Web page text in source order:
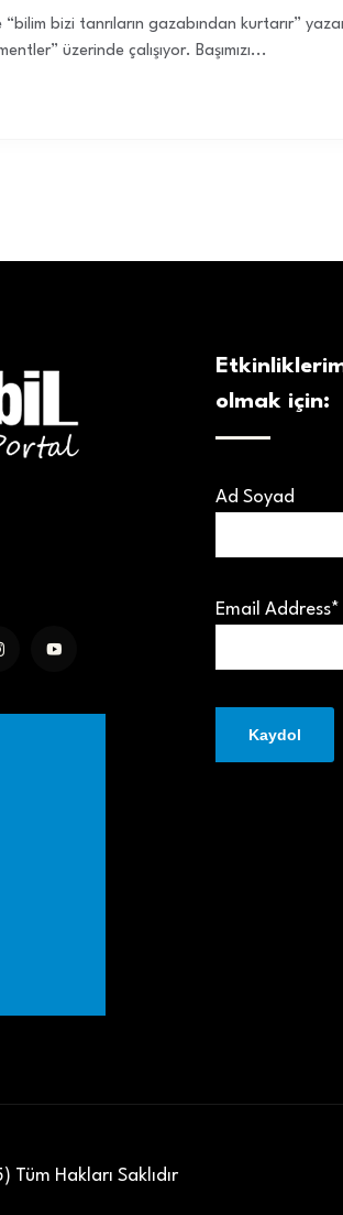
“bilim bizi tanrıların gazabından kurtarır”
üzerinde çalışıyor. Başımızı...
olmak için:
Ad Soyad
Email Address*
Hakları Saklıdır